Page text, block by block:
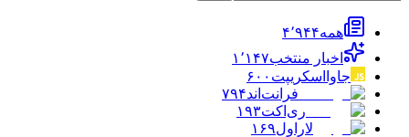
همه۴٬۹۴۴
اخبار منتخب۱٬۱۴۷
جاوااسکریپت ۶۰۰
فرانت‌اند۷۹۴
ری‌اکت۱۹۳
لاراول۱۶۹